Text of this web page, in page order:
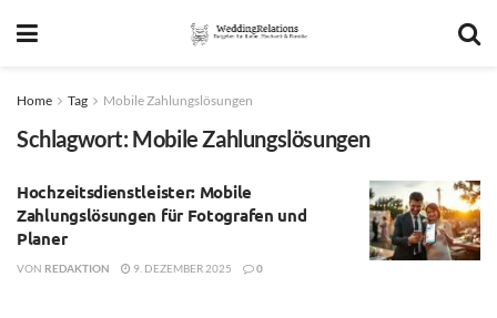
Home Tag Mobile Zahlungslösungen
Schlagwort: Mobile Zahlungslösungen
Hochzeitsdienstleister: Mobile
Zahlungslösungen für Fotografen und
Planer
VON REDAKTION 9. DEZEMBER 2025 0